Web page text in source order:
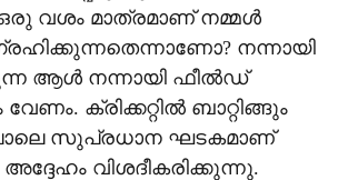
ഒരു വശം മാത്രമാണ് നമ്മൾ
നന്നായി
ആൾ നന്നായി ഫീൽഡ്
ക്രിക്കറ്റിൽ ബാറ്റിങ്ങും
സുപ്രധാന ഘടകമാണ്
വിശദീകരിക്കുന്നു.